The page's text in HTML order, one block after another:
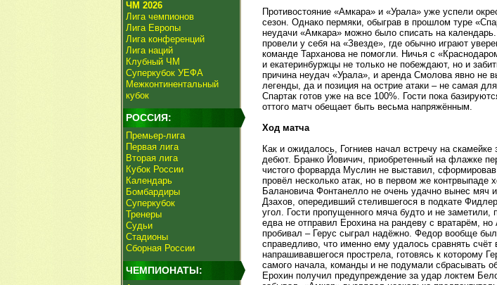
ЧМ 2026
Лига чемпионов
Лига Европы
Лига конференций
Лига наций
Клубный ЧМ
Суперкубок УЕФА
Межконтинентальный
кубок
РОССИЯ:
Премьер-лига
Первая лига
Вторая лига
Кубок России
Календарь
Бомбардиры
Суперкубок
Тренеры
Судьи
Стадионы
Сборная России
ЧЕМПИОНАТЫ:
Противостояние «Амкара» и «Урала» уже успели
сезон. Однако пермяки, обыграв в прошлом туре
неудачи «Амкара» можно было списать на
провели у себя на «Звезде», где обычно играют
команде Тарханова не помогли. Ничья с
и екатеринбуржцы не только не побеждают, но и
причина неудач «Урала», и аренда Смолова явно не
легенды, да и позиция на острие атаки – не самая
Спартак готов уже на все 100%. Гости пока
оттого матч обещает быть весьма напряжённым.
Ход матча
Как и ожидалось, Гогниев начал встречу на
дебют. Бранко Йовичич, приобретенный на флажке
чистого форварда Муслин не выставил,
провёл несколько атак, но в первом же контрвыпаде
Балановича Фонтанелло не очень удачно вынес
Дзахов, опередивший стелившегося в подкате
угол. Гости пропущенного мяча будто и не
едва не отправил Ерохина на рандеву с вратарём,
пробивал – Герус сыграл надёжно. Федор вообще
справедливо, что именно ему удалось сравнять
напрашивавшегося прострела, готовясь к которому
самого начала, команды и не подумали сбрасывать
Ерохин получил предупреждение за удар локтем